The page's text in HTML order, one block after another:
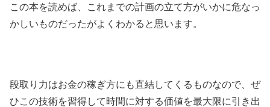
この本を読めば、これまでの計画の立て方がいかに危なっ
かしいものだったがよくわかると思います。
段取り力はお金の稼ぎ方にも直結してくるものなので、ぜ
ひこの技術を習得して時間に対する価値を最大限に引き出